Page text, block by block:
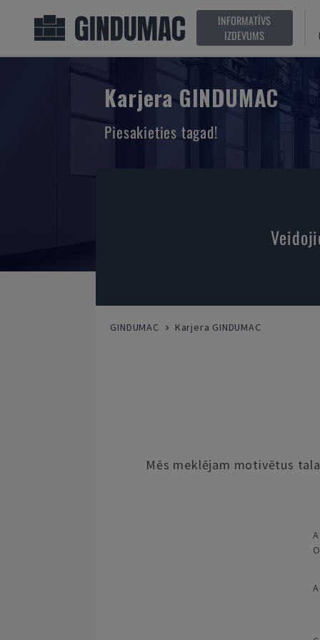
INFORMATĪVS
IZDEVUMS
Karjera GINDUMAC
Piesakieties tagad!
GINDUMAC Karjera GINDUMAC
Mēs meklējam motivētus